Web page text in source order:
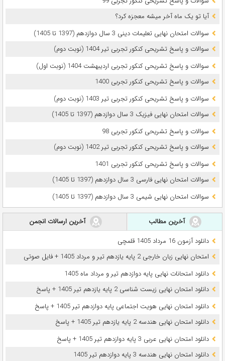
آیا تو یک ماه آخر میشه معجزه کرد؟
سوالات امتحان نهایی تعلیمات دینی 3 سال دوازدهم (1397 تا 1405)
سوالات و پاسخ تشریحی کنکور تجربی تیر 1404 (نوبت دوم)
سوالات و پاسخ تشریحی کنکور تجربی اردیبهشت 1404 (نوبت اول)
سوالات و پاسخ تشریحی کنکور تجربی 1400
سوالات و پاسخ تشریحی کنکور تجربی تیر 1403 (نوبت دوم)
سوالات امتحان نهایی فیزیک 3 سال دوازدهم (1397 تا 1405)
سوالات و پاسخ تشریحی کنکور تجربی 98
سوالات و پاسخ تشریحی کنکور تجربی تیر 1402 (نوبت دوم)
سوالات و پاسخ تشریحی کنکور تجربی 1401
سوالات امتحان نهایی فارسی 3 سال دوازدهم (1397 تا 1405)
سوالات امتحان نهایی شیمی 3 سال دوازدهم (1397 تا 1405)
آخرین مطالب
آخرین ارسالات انجمن
دانلود آزمون 16 مرداد 1405 قلمچی
امتحان نهایی زبان خارجی 2 پایه یازدهم تیر و مرداد 1405 + فایل صوتی
دانلود امتحانات نهایی پایه دوازدهم تیر و مرداد ماه 1405
دانلود امتحان نهایی زیست شناسی 2 پایه یازدهم تیر 1405 + پاسخ
دانلود امتحان نهایی هویت اجتماعی پایه دوازدهم تیر 1405 + پاسخ
دانلود امتحان نهایی هندسه 2 پایه یازدهم تیر 1405 + پاسخ
دانلود امتحان نهایی عربی 3 پایه دوازدهم تیر 1405 + پاسخ
دانلود امتحان نهایی هندسه 3 پایه دوازدهم تیر 1405